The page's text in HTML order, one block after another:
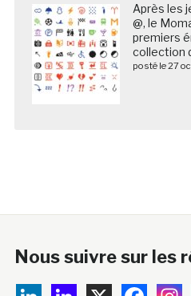
Après les
@, le
premiers
collection
posté le 27
Nous suivre sur les